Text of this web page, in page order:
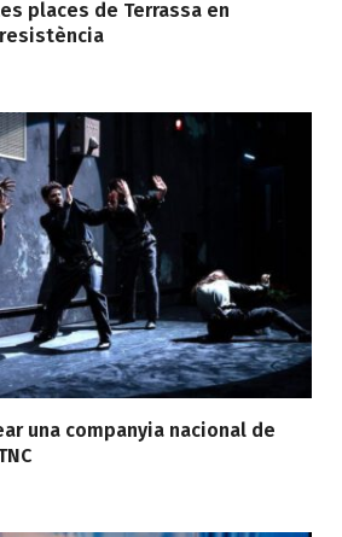
places de Terrassa en
una companyia nacional de